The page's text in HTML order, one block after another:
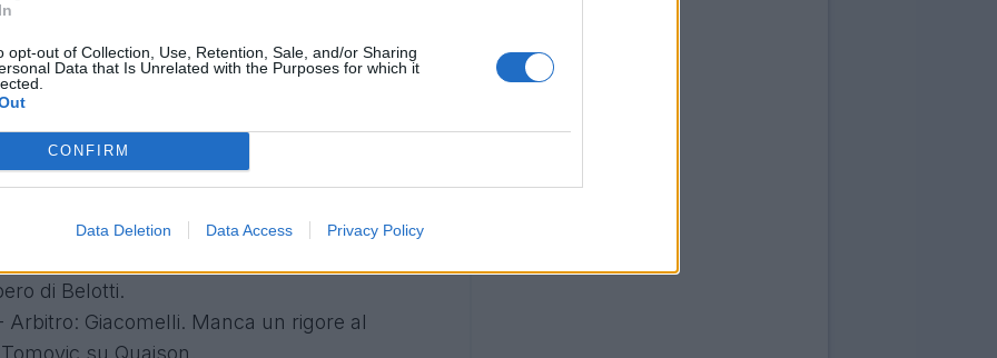
opt-out of Collection, Use, Retention, Sale, and/or Sharing
Data that Is Unrelated with the Purposes for which it
CONFIRM
Data Deletion Data Access Privacy Policy
Rizzoli. Dubbi di rigore sull'incrocio
gamba in modo casuale dal difensore
Difficile capire la portata del colpo e
che ha portato al penalty contro la
Calvarese.Piu' di un dubbio da rigore
di Belotti.
Arbitro: Giacomelli. Manca un rigore al
su Quaison.